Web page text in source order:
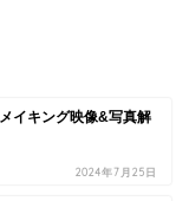
イキング映像&写真解
2024年7月25日